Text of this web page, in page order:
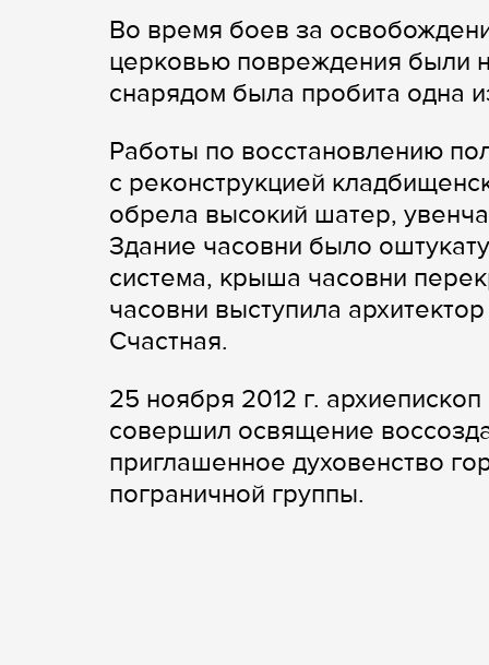
Во время боев за
церковью повреждения были
снарядом была пробита одна
Работы по восстановлению
с реконструкцией
обрела высокий шатер,
Здание часовни было
система, крыша часовни
часовни выступила
Счастная.
25 ноября 2012 г.
совершил освящение
приглашенное духовенство
пограничной группы.